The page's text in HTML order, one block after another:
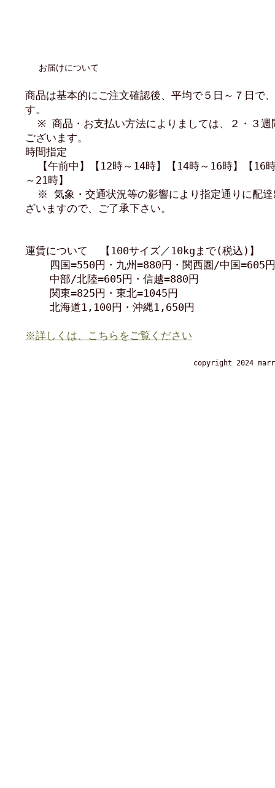
お届けについて
商品は基本的にご注文確認後、平均で５日～７日で
す。
※ 商品・お支払い方法によりましては、２・３週
ございます。
時間指定
【午前中】【12時～14時】【14時～16時】【16
～21時】
※ 気象・交通状況等の影響により指定通りに配達
ざいますので、ご了承下さい。
運賃について 【100サイズ／10kgまで(税込)】
四国=550円・九州=880円・関西圏/中国=605円
中部/北陸=605円・信越=880円
関東=825円・東北=1045円
北海道1,100円・沖縄1,650円
※詳しくは、こちらをご覧ください
copyright 2024